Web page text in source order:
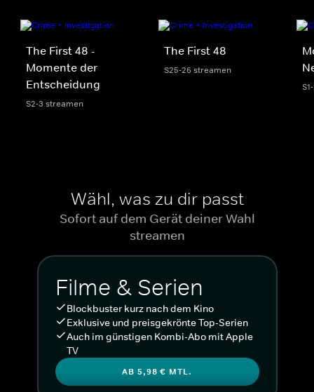
The First 48 -
Momente der
Entscheidung
S2-3 streamen
The First 48
S25-26 streamen
Wähl, was zu dir passt
Sofort auf dem Gerät deiner Wahl
streamen
Filme & Serien
Blockbuster kurz nach dem Kino
Exklusive und preisgekrönte Top-Serien
Auch im günstigen Kombi-Abo mit Apple
TV
AB 5,98 € MTL.